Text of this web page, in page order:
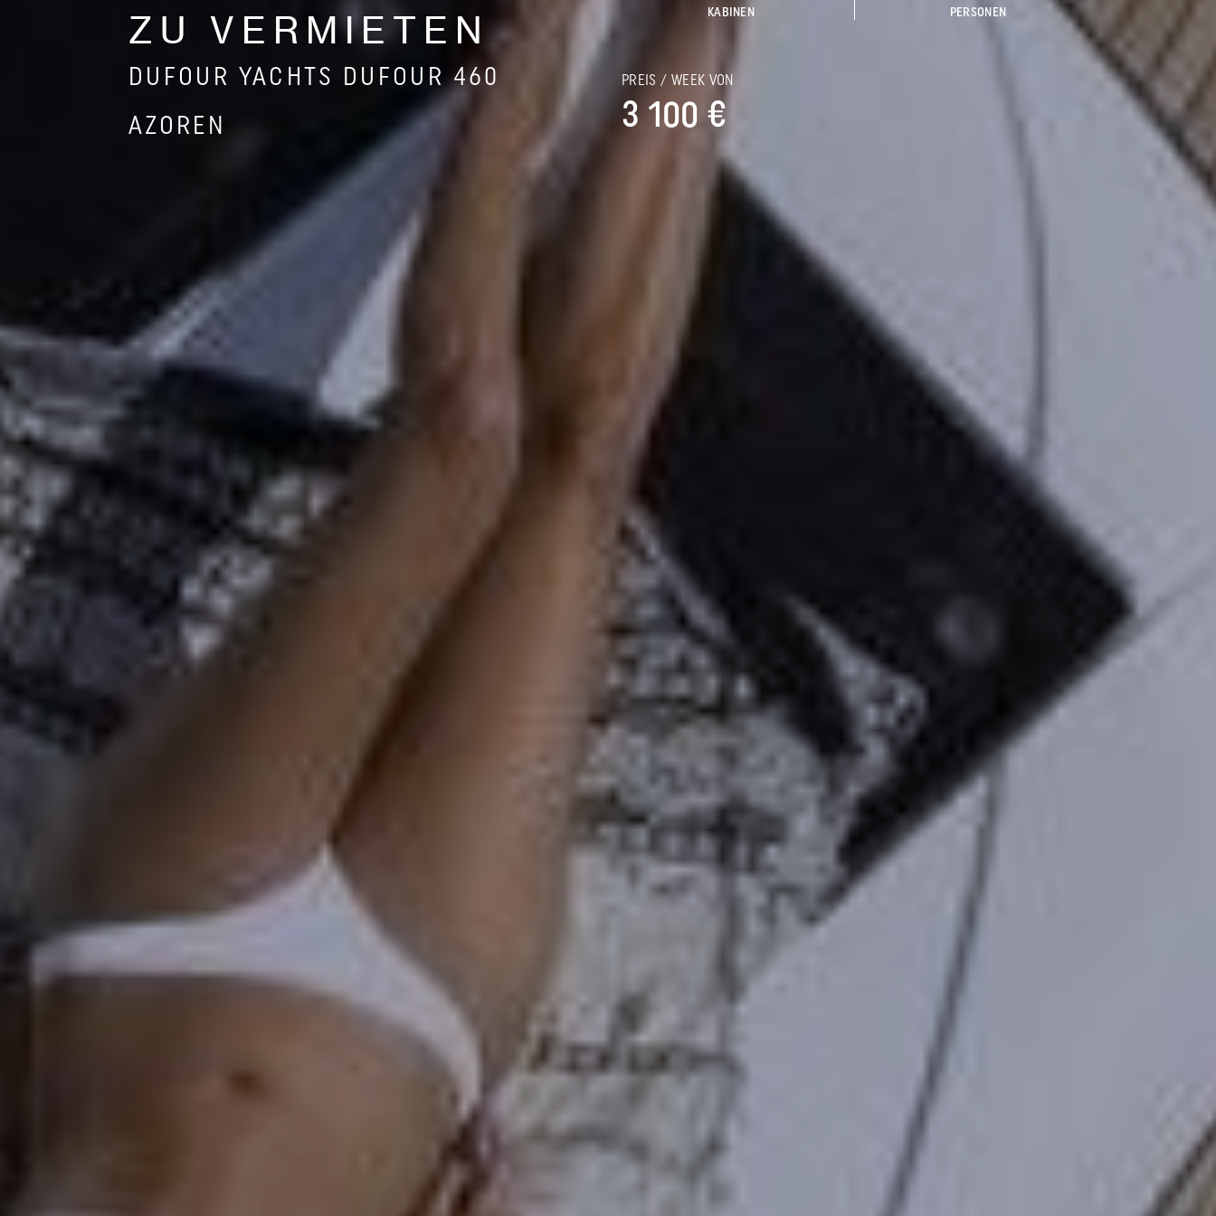
ZU VERMIETEN
DUFOUR YACHTS DUFOUR 460
AZOREN
KABINEN PERSONEN
PREIS / WEEK VON
3 100 €